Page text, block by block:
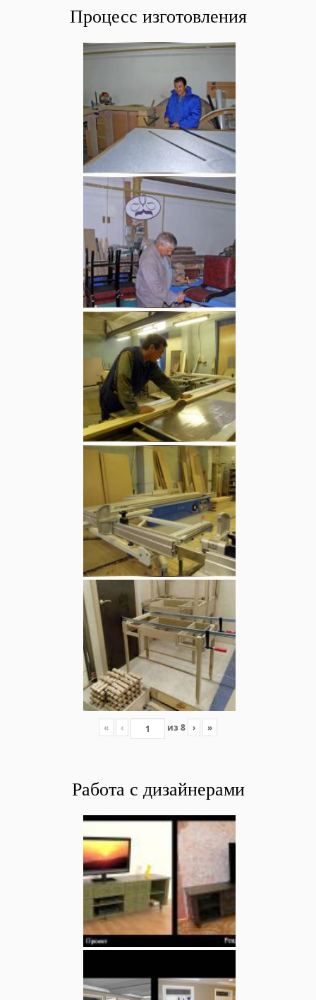
Процесс изготовления
« ‹ из 8 › »
Работа с дизайнерами